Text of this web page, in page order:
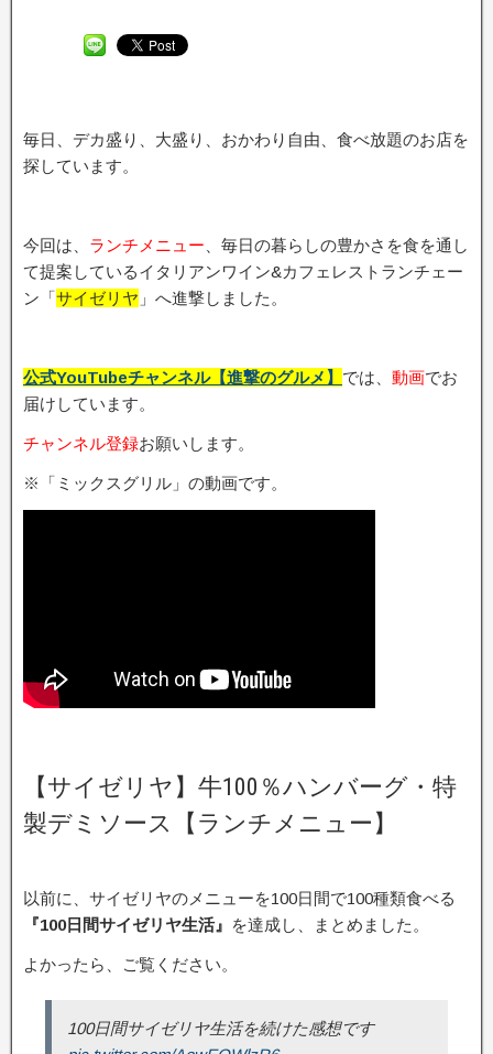
毎日、デカ盛り、大盛り、おかわり自由、食べ放題のお店を
探しています。
今回は、 ランチメニュー 、毎日の暮らしの豊かさを食を通し
て提案しているイタリアンワイン&カフェレストランチェー
ン「サイゼリヤ 」へ進撃しました。
公式YouTubeチャンネル【進撃のグルメ】 では、 動画でお
届けしています。
チャンネル登録お願いします。
※「ミックスグリル」の動画です。
【サイゼリヤ】牛100％ハンバーグ・特
製デミソース【ランチメニュー】
以前に、サイゼリヤのメニューを100日間で100種類食べる
『100日間サイゼリヤ生活』 を達成し、まとめました。
よかったら、ご覧ください。
100日間サイゼリヤ生活を続けた感想です